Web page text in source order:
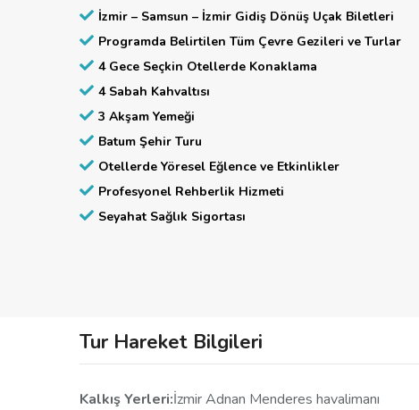
üzere
Ordu’daki otelimize
İzmir – Samsun – İzmir Gidiş Dönüş Uçak Biletleri
Programda Belirtilen Tüm Çevre Gezileri ve Turlar
4 Gece Seçkin Otellerde Konaklama
4 Sabah Kahvaltısı
3 Akşam Yemeği
Batum Şehir Turu
Otellerde Yöresel Eğlence ve Etkinlikler
Profesyonel Rehberlik Hizmeti
Seyahat Sağlık Sigortası
Tur Hareket Bilgileri
Kalkış Yerleri:İzmir Adnan Menderes havalimanı